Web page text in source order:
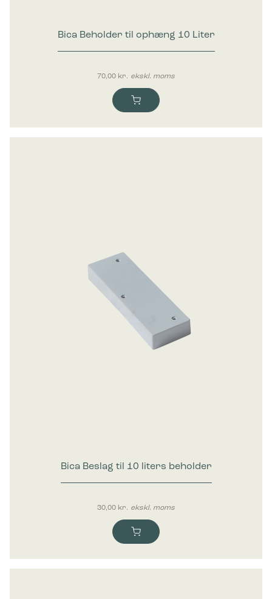
Bica Beholder til ophæng 10 Liter
70,00 kr. ekskl. moms
Bica Beslag til 10 liters beholder
30,00 kr. ekskl. moms